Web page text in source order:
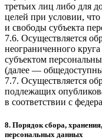
третьих лиц либо для
целей при условии,
и свободы субъекта
7.6. Осуществляется
неограниченного
субъектом
(далее —
7.7. Осуществляется
подлежащих
в соответствии с
8. Порядок сбора,
персональных данных